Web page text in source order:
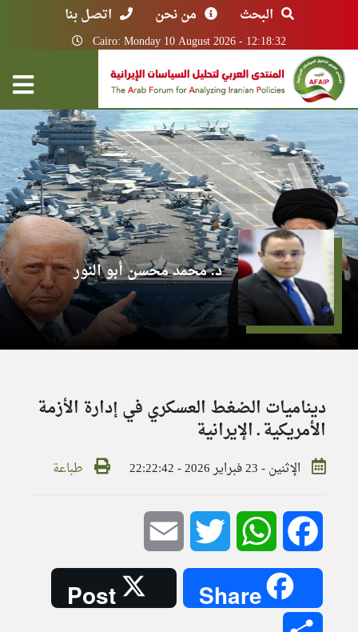
البحث من نحن اتصل بنا
Cairo: Monday 10 August 2026 - 12:18:32
د. محمد محسن أبو النور
ديناميات الضغط العسكري في إدارة الأزمة
الأمريكية ـ الإيرانية
الإثنين - 23 فبراير 2026 - 22:22:42 طباعة
Facebook
WhatsApp
Twitter
Share
Post